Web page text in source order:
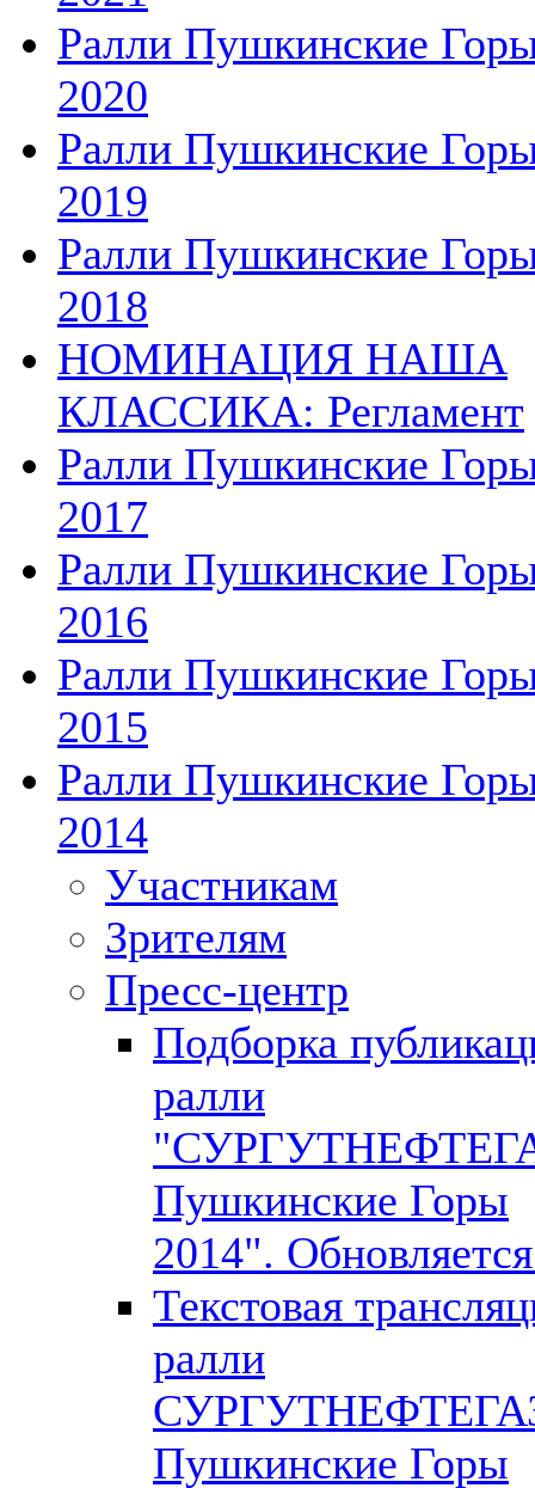
Ралли Пушкинские
2020
Ралли Пушкинские
2019
Ралли Пушкинские
2018
НОМИНАЦИЯ НАША
КЛАССИКА: Регламент
Ралли Пушкинские
2017
Ралли Пушкинские
2016
Ралли Пушкинские
2015
Ралли Пушкинские
2014
Участникам
Зрителям
Пресс-центр
Подборка
ралли
Пушкинские Горы
2014".
Текстовая
ралли
Пушкинские Горы